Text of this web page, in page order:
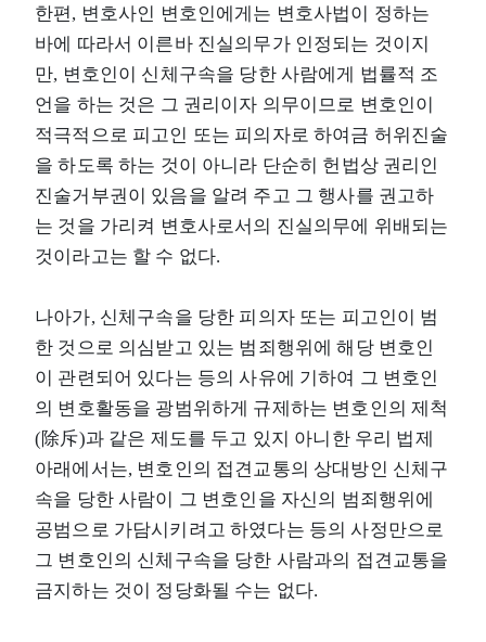
한편, 변호사인 변호인에게는 변호사법이 정하는
바에 따라서 이른바 진실의무가 인정되는 것이지
만, 변호인이 신체구속을 당한 사람에게 법률적 조
언을 하는 것은 그 권리이자 의무이므로 변호인이
적극적으로 피고인 또는 피의자로 하여금 허위진술
을 하도록 하는 것이 아니라 단순히 헌법상 권리인
진술거부권이 있음을 알려 주고 그 행사를 권고하
는 것을 가리켜 변호사로서의 진실의무에 위배되는
것이라고는 할 수 없다.
나아가, 신체구속을 당한 피의자 또는 피고인이 범
한 것으로 의심받고 있는 범죄행위에 해당 변호인
이 관련되어 있다는 등의 사유에 기하여 그 변호인
의 변호활동을 광범위하게 규제하는 변호인의 제척
(除斥)과 같은 제도를 두고 있지 아니한 우리 법제
아래에서는, 변호인의 접견교통의 상대방인 신체구
속을 당한 사람이 그 변호인을 자신의 범죄행위에
공범으로 가담시키려고 하였다는 등의 사정만으로
그 변호인의 신체구속을 당한 사람과의 접견교통을
금지하는 것이 정당화될 수는 없다.